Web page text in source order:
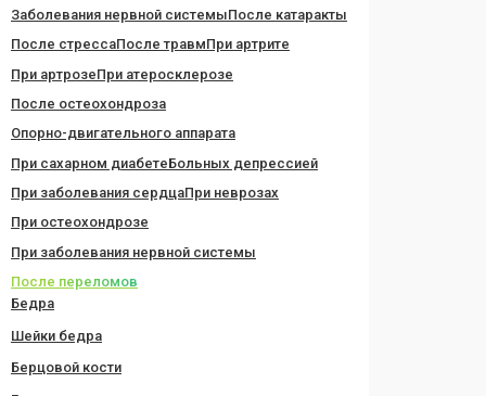
Заболевания нервной системыПосле катаракты
После стрессаПосле травмПри артрите
При артрозеПри атеросклерозе
После остеохондроза
Опорно-двигательного аппарата
При сахарном диабетеБольных депрессией
При заболевания сердцаПри неврозах
При остеохондрозе
При заболевания нервной системы
После переломов
Бедра
Шейки бедра
Берцовой кости